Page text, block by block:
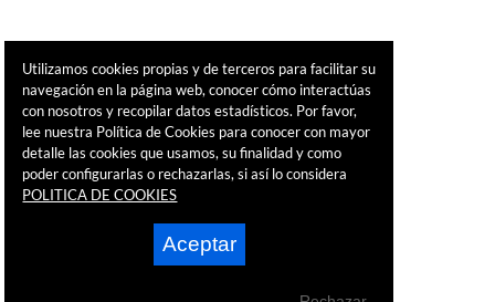
Utilizamos cookies propias y de terceros para facilitar su
navegación en la página web, conocer cómo interactúas
con nosotros y recopilar datos estadísticos. Por favor,
lee nuestra Política de Cookies para conocer con mayor
detalle las cookies que usamos, su finalidad y como
poder configurarlas o rechazarlas, si así lo considera
POLITICA DE COOKIES
Aceptar